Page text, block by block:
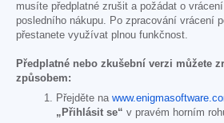
musíte předplatné zrušit a požádat o
posledního nákupu. Po zpracování vrácení
přestanete využívat plnou funkčnost.
Předplatné nebo zkušební verzi můžete
způsobem:
Přejděte na
„Přihlásit se“ v pravém horním